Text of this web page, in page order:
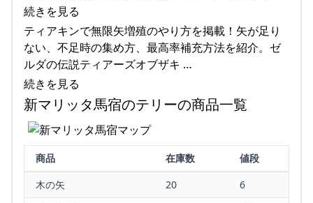
続きを見る
ティアキンで無限矢増殖のやり方を掲載！矢が足り
ない、不足時の集め方、最高率補充方法を紹介。ゼ
ルダの伝説ティアーズオブザキ …
続きを見る
新マリッタ馬宿のテリーの商品一覧
商品 在庫数
値段
木の矢
20
6